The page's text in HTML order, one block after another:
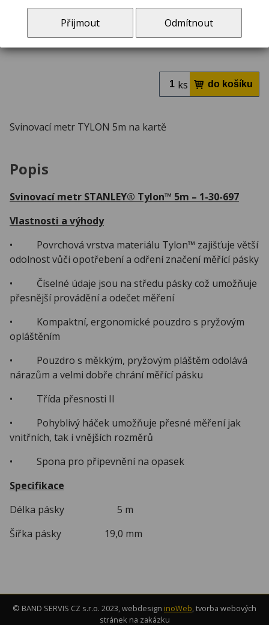
pokud se na toto zboží vztahují.
do týdne v e-shopu
ks
Svinovací metr TYLON 5m na kartě
Popis
Svinovací metr STANLEY® Tylon™ 5m – 1-30-697
Vlastnosti a výhody
• Povrchová vrstva materiálu Tylon™ zajišťuje větší
odolnost vůči opotřebení a odření značení měřící pásky
• Číselné údaje jsou na středu pásky což umožňuje
přesnější provádění a odečet měření
• Kompaktní, ergonomické pouzdro s pryžovým
opláštěním
• Pouzdro s měkkým, pryžovým pláštěm odolává
nárazům a velmi dobře chrání měřící pásku
• Třída přesnosti II
• Pohyblivý háček umožňuje přesné měření jak
vnitřních, tak i vnějších rozměrů
• Spona pro připevnění na opasek
Specifikace
Délka pásky 5 m
Šířka pásky 19,0 mm
© BAND SERVIS CZ s.r.o. 2023, webdesign inoWeb, tvorba webových
stránek na zakázku
Přijmout Odmítnout